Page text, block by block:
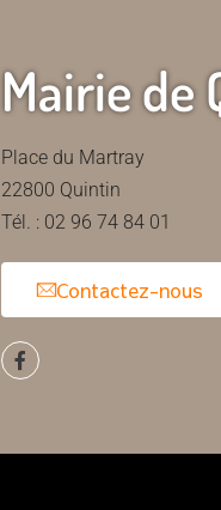
Mairie de
Place du Martray
22800 Quintin
Tél. : 02 96 74 84 01
Contactez-nous